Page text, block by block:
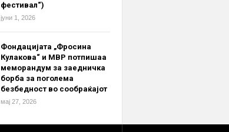
фестивал“)
јуни 1, 2026
Фондацијата „Фросина
Кулакова“ и МВР потпишаа
меморандум за заедничка
борба за поголема
безбедност во сообраќајот
мај 27, 2026